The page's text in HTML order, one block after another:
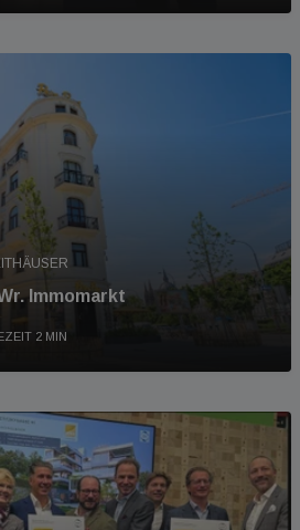
Immomarkt
2 MIN